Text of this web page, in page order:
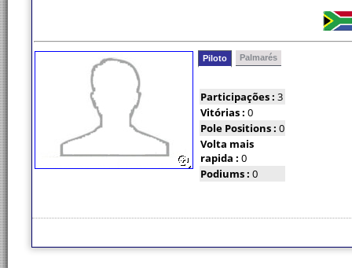
Piloto Palmarés
Participações : 3
Vitórias : 0
Pole Positions : 0
Volta mais
rapida : 0
Podiums : 0